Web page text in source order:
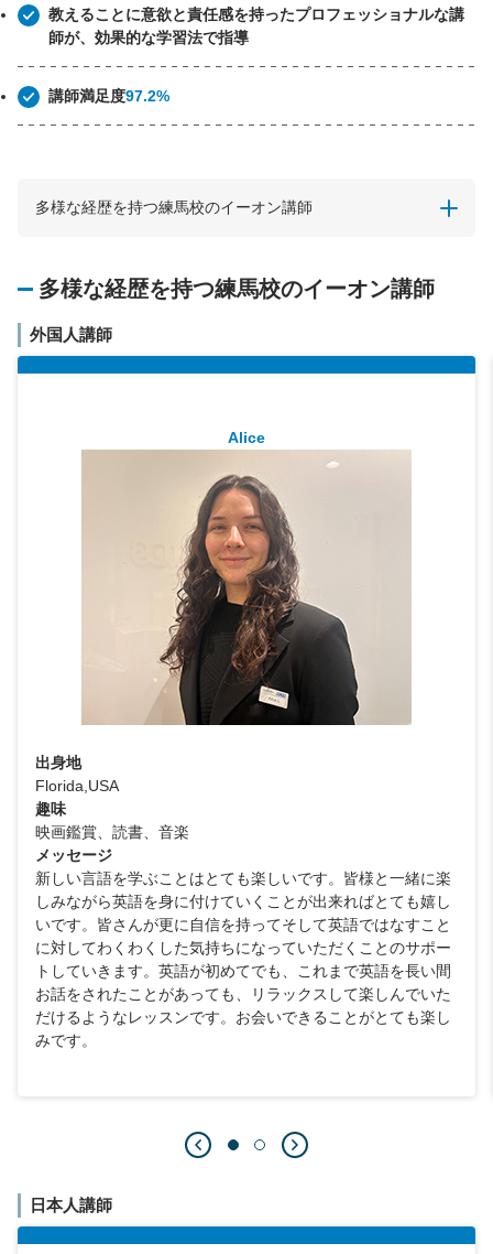
教えることに意欲と責任感を持ったプロフェッショナルな講
師が、効果的な学習法で指導
講師満足度97.2%
多様な経歴を持つ練馬校のイーオン講師
多様な経歴を持つ練馬校のイーオン講師
外国人講師
Alice
出身地
Florida,USA
趣味
映画鑑賞、読書、音楽
メッセージ
新しい言語を学ぶことはとても楽しいです。皆様と一緒に楽
しみながら英語を身に付けていくことが出来ればとても嬉し
いです。皆さんが更に自信を持ってそして英語ではなすこと
に対してわくわくした気持ちになっていただくことのサポー
トしていきます。英語が初めてでも、これまで英語を長い間
お話をされたことがあっても、リラックスして楽しんでいた
だけるようなレッスンです。お会いできることがとても楽し
みです。
日本人講師